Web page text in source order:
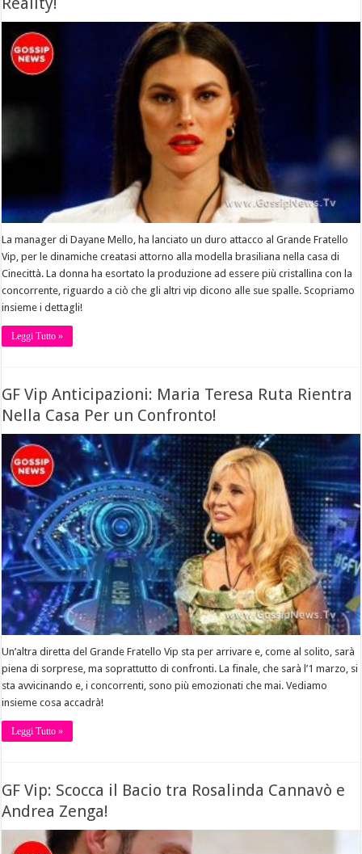
La manager di Dayane Mello, ha lanciato un duro attacco al Grande Fratello
Vip, per le dinamiche creatasi attorno alla modella brasiliana nella casa di
Cinecittà. La donna ha esortato la produzione ad essere più cristallina con la
concorrente, riguardo a ciò che gli altri vip dicono alle sue spalle. Scopriamo
insieme i dettagli!
Leggi Tutto »
GF Vip Anticipazioni: Maria Teresa Ruta Rientra
Nella Casa Per un Confronto!
Un’altra diretta del Grande Fratello Vip sta per arrivare e, come al solito, sarà
piena di sorprese, ma soprattutto di confronti. La finale, che sarà l’1 marzo, si
sta avvicinando e, i concorrenti, sono più emozionati che mai. Vediamo
insieme cosa accadrà!
Leggi Tutto »
GF Vip: Scocca il Bacio tra Rosalinda Cannavò e
Andrea Zenga!